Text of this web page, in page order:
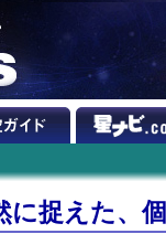
捉えた、